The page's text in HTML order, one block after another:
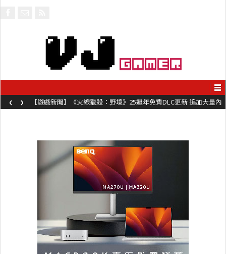
【遊戲新聞】《火線獵殺：野境》25週年免費DLC更新 追加大量內
容同時系舊作限時超平價折扣
‹ ›